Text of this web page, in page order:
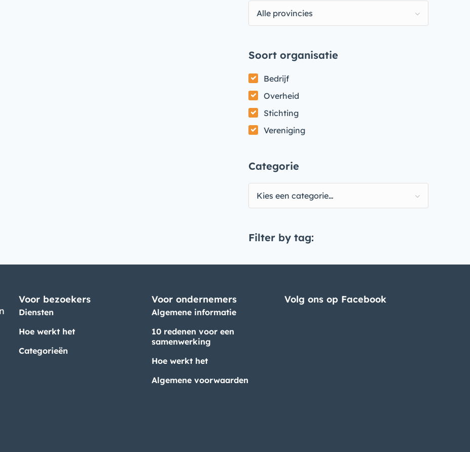
Alle provincies
Soort organisatie
Bedrijf
Overheid
Stichting
Vereniging
Categorie
Kies een categorie…
Filter by tag:
Voor bezoekers
Diensten
Hoe werkt het
Categorieën
Voor ondernemers
Algemene informatie
10 redenen voor een
samenwerking
Hoe werkt het
Algemene voorwaarden
Volg ons op Facebook